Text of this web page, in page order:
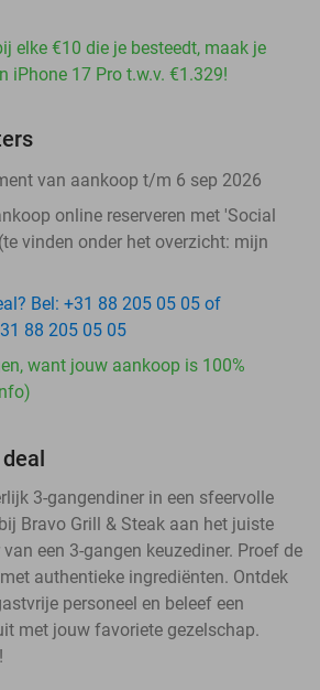
elke €10 die je besteedt, maak je
iPhone 17 Pro t.w.v. €1.329!
van aankoop t/m 6 sep 2026
online reserveren met 'Social
vinden onder het overzicht: mijn
Bel: +31 88 205 05 05 of
88 205 05 05
want jouw aankoop is 100%
3-gangendiner in een sfeervolle
Bravo Grill & Steak aan het juiste
een 3-gangen keuzediner. Proef de
authentieke ingrediënten. Ontdek
personeel en beleef een
met jouw favoriete gezelschap.